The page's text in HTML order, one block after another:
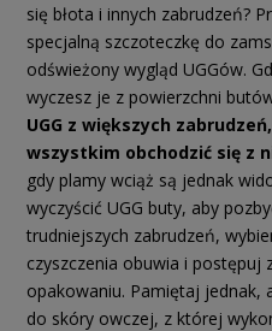
się błota i innych zabrudzeń?
specjalną szczoteczkę do
odświeżony wygląd UGGów.
wyczesz je z powierzchni
UGG z większych
wszystkim obchodzić się z
gdy plamy wciąż są jednak
wyczyścić UGG buty, aby
trudniejszych zabrudzeń,
czyszczenia obuwia i postępuj
opakowaniu. Pamiętaj jednak,
do skóry owczej, z której